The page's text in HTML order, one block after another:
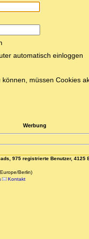
automatisch einloggen
müssen Cookies
Werbung
975 registrierte Benutzer, 4125
Berlin)
Kontakt